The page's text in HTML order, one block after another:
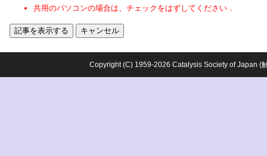
共用のパソコンの場合は、チェックをはずしてください．
Copyright (C) 1959-2026 Catalysis Society of Japan (